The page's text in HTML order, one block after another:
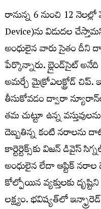
రానున్న 6 నుంచి 12
Device)ను విడుదల
అంధులైన వారు సైతం
పేర్కొన్నారు. బ్లైండ్‌సైట్
అమర్చే మైక్రోఎలక్ట్రోడ్
తీసుకోవడం ద్వారా
తమ చుట్టూ ఉన్న
దెబ్బతిన్న కంటి నరాలను
కార్టెర్టెక్స్‌కు విజన్ డివైస్
అంధులైన లేదా ఆప్టిక్ నరాల
కోల్పోయిన వ్యక్తులకు
లక్ష్యం. భవిష్యత్‌లో